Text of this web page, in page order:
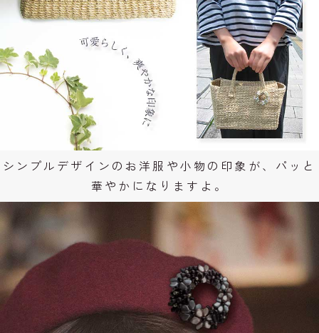
シンプルデザインのお洋服や小物の印象が、パッと
華やかになりますよ。